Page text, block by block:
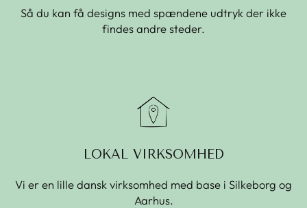
Så du kan få designs med spændene udtryk der ikke
findes andre steder.
LOKAL VIRKSOMHED
Vi er en lille dansk virksomhed med base i Silkeborg og
Aarhus.